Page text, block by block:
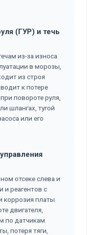
(ГУР) и течь
из-за износа
в морозы,
из строя
к потере
повороте руля,
шлангах, тугой
или его
отсеке слева и
и реагентов с
коррозия платы
двигателя,
по датчикам.
потеря тяги,